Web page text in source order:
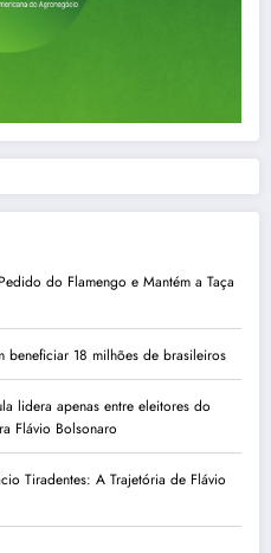
do Flamengo e Mantém a Taça
beneficiar 18 milhões de brasileiros
lidera apenas entre eleitores do
Flávio Bolsonaro
Tiradentes: A Trajetória de Flávio